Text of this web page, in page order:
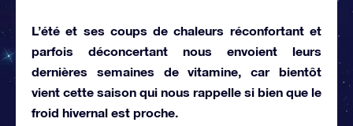
L’été et ses coups de chaleurs réconfortant et
parfois déconcertant nous envoient leurs
dernières semaines de vitamine, car bientôt
vient cette saison qui nous rappelle si bien que le
froid hivernal est proche.